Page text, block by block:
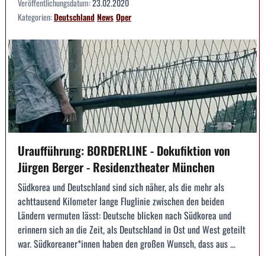
Veröffentlichungsdatum:23.02.2020
Kategorien:DeutschlandNewsOper
Uraufführung: BORDERLINE - Dokufiktion von
Jürgen Berger - Residenztheater München
Südkorea und Deutschland sind sich näher, als die mehr als
achttausend Kilometer lange Fluglinie zwischen den beiden
Ländern vermuten lässt: Deutsche blicken nach Südkorea und
erinnern sich an die Zeit, als Deutschland in Ost und West geteilt
war. Südkoreaner*innen haben den großen Wunsch, dass aus ...